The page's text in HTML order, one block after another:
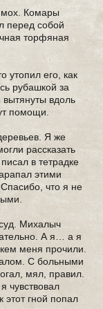
мох. Комары
перед собой
торфяная
утопил его, как
рубашкой за
вытянуты вдоль
помощи.
Я же
рассказать
в тетрадке
этими
что я не
Михалыч
А я… а я
меня прочили.
С больными
мял, правил.
чувствовал
этот гной попал